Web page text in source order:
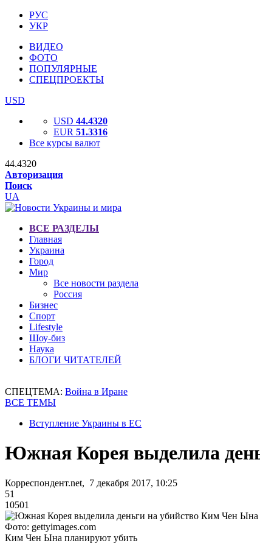
РУС
УКР
ВИДЕО
ФОТО
ПОПУЛЯРНЫЕ
СПЕЦПРОЕКТЫ
USD
USD 44.4320
EUR 51.3316
Все курсы валют
44.4320
Авторизация
Поиск
UA
ВСЕ РАЗДЕЛЫ
Главная
Украина
Город
Мир
Все новости раздела
Россия
Бизнес
Спорт
Lifestyle
Шоу-биз
Наука
БЛОГИ ЧИТАТЕЛЕЙ
СПЕЦТЕМА: Война в Иране
ВСЕ ТЕМЫ
Вступление Украины в ЕС
Южная Корея выделила
Корреспондент.net, 7 декабря 2017, 10:25
51
10501
Фото: gettyimages.com
Ким Чен Ына планируют убить